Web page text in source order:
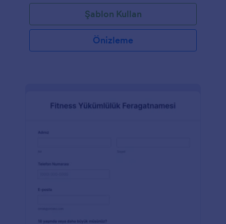
podcast'inize uyacak şekilde özelleştirin ve yayınla
düğmesine basın.Formu daha fazla alanla
zenginleştirebilir veya mevcut olanları
değiştirebilirsiniz. Web sitenizin stiline uyması için
özel bir arka plan resmi, logo veya buton bile
oluşturabilirsiniz. 100'den fazla entegrasyon ile
Şablon Kullan
Önizleme